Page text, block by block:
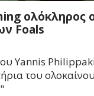
ολόκληρος
Foals
Yannis
του